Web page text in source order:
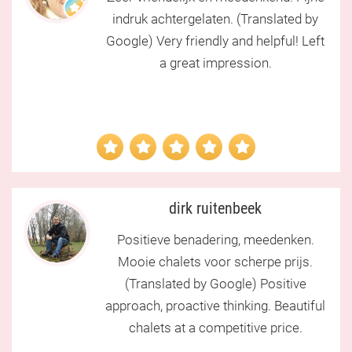
hoogste eisen (ER WORDT NIET BEZUINIGD
OP DE KWALITEIT.) Dat betekend voor u niet
op uitgebreide service en garantie. Zodat u
Naast de productie van uw chalet kunnen wij
tevens andere zaken uit handen nemen.
Denk hierbij aan het transport, plaatsen,
stellen en aansluiten van uw chalet maar
ook aan bijvoorbeeld graafwerkzaamheden
indruk achtergelaten. (Translated by
Google) Very friendly and helpful! Left
a great impression.
dirk ruitenbeek
Positieve benadering, meedenken.
Mooie chalets voor scherpe prijs.
(Translated by Google) Positive
approach, proactive thinking. Beautiful
chalets at a competitive price.